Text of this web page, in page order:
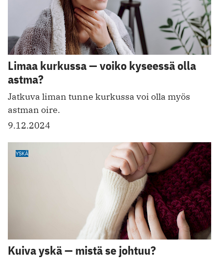
Limaa kurkussa — voiko kyseessä olla
astma?
Jatkuva liman tunne kurkussa voi olla myös
astman oire.
9.12.2024
YSKÄ
Kuiva yskä — mistä se johtuu?